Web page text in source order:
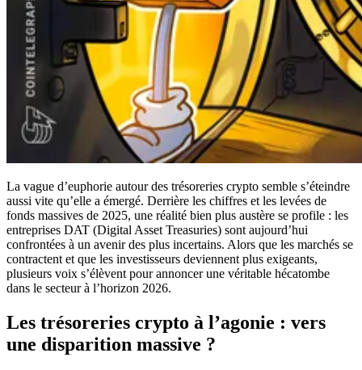
La vague d’euphorie autour des trésoreries crypto semble s’éteindre
aussi vite qu’elle a émergé. Derrière les chiffres et les levées de
fonds massives de 2025, une réalité bien plus austère se profile : les
entreprises DAT (Digital Asset Treasuries) sont aujourd’hui
confrontées à un avenir des plus incertains. Alors que les marchés se
contractent et que les investisseurs deviennent plus exigeants,
plusieurs voix s’élèvent pour annoncer une véritable hécatombe
dans le secteur à l’horizon 2026.
Les trésoreries crypto à l’agonie : vers
une disparition massive ?